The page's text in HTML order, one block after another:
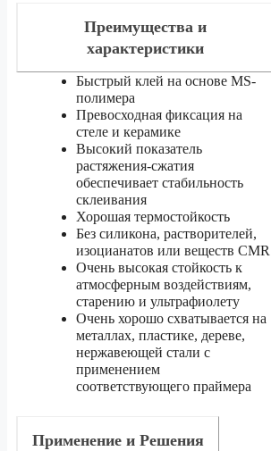
Преимущества и
характеристики
Быстрый клей на основе MS-
полимера
Превосходная фиксация на
стеле и керамике
Высокий показатель
растяжения-сжатия
обеспечивает стабильность
склеивания
Хорошая термостойкость
Без силикона, растворителей,
изоцианатов или веществ CMR
Очень высокая стойкость к
атмосферным воздействиям,
старению и ультрафиолету
Очень хорошо схватывается на
металлах, пластике, дереве,
нержавеющей стали с
применением
соответствующего праймера
Применение и Решения